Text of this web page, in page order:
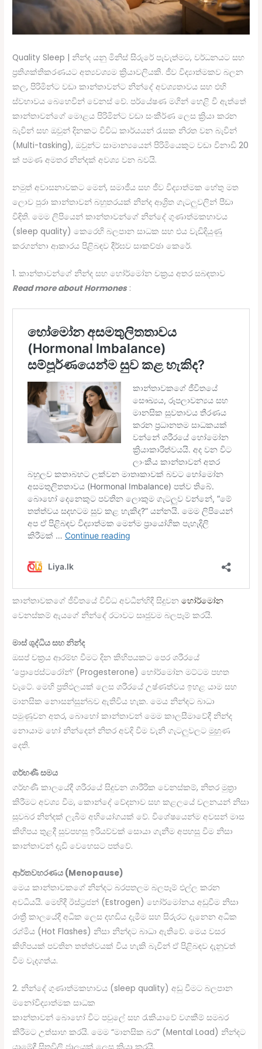
Quality Sleep | නින්ද යනු මිනිස් සිරුරේ පැවැත්මට, වර්ධනයට සහ
ප්‍රතිශක්තිකරණයට අත්‍යවශ්‍යම ක්‍රියාවලියකි. ජීව විද්‍යාත්මකව බලන
කල, පිරිමින්ට වඩා කාන්තාවන්ට නින්දේ අවශ්‍යතාවය සහ එහි
ස්වභාවය බෙහෙවින් වෙනස් වේ. පර්යේෂණ මගින් හෙළි වී ඇත්තේ
කාන්තාවන්ගේ මොළය පිරිමින්ට වඩා සංකීර්ණ ලෙස ක්‍රියා කරන
බැවින් සහ ඔවුන් දිනකට විවිධ කාර්යයන් රැසක නිරත වන බැවින්
(Multi-tasking), ඔවුන්ට සාමාන්‍යයෙන් පිරිමියෙකුට වඩා විනාඩි 20
ක් පමණ අමතර නින්දක් අවශ්‍ය වන බවයි.
නමුත් අවාසනාවකට මෙන්, සමාජීය සහ ජීව විද්‍යාත්මක හේතු මත
ලොව පුරා කාන්තාවන් බහුතරයක් නින්ද ආශ්‍රිත ගැටලුවලින් පීඩා
විඳිති. මෙම ලිපියෙන් කාන්තාවන්ගේ නින්දේ ගුණාත්මකභාවය
(sleep quality) කෙරෙහි බලපාන සාධක සහ එය වැඩිදියුණු
කරගන්නා ආකාරය පිළිබඳව දීර්ඝව සාකච්ඡා කෙරේ.
1. කාන්තාවන්ගේ නින්ද සහ හෝර්මෝන චක්‍රය අතර සබඳතාව
Read more about Hormones:
කාන්තාවකගේ ජීවිතයේ විවිධ අවධීන්හිදී සිදුවනහෝර්මෝන
වෙනස්කම් ඇයගේ නින්දේ රටාවට සෘජුවම බලපෑම් කරයි.
මාස් ශුද්ධිය සහ නින්ද
ඔසප් චක්‍රය ආරම්භ වීමට දින කිහිපයකට පෙර ශරීරයේ
‘ප්‍රොජෙස්ටරෝන්’ (Progesterone) හෝර්මෝන මට්ටම පහත
වැටේ. මෙහි ප්‍රතිඵලයක් ලෙස ශරීරයේ උෂ්ණත්වය ඉහළ යාම සහ
මානසික නොසන්සුන්බව ඇතිවිය හැක. මෙය නින්දට බාධා
පමුණුවන අතර, බොහෝ කාන්තාවන් මෙම කාලසීමාවේදී නින්ද
නොයාම හෝ නින්දෙන් නිතර අවදි වීම වැනි ගැටලුවලට මුහුණ
දෙති.
ගර්භණී සමය
ගර්භණී කාලයේදී ශරීරයේ සිදුවන ශාරීරික වෙනස්කම්, නිතර මුත්‍රා
කිරීමට අවශ්‍ය වීම, කොන්දේ වේදනාව සහ කළලයේ චලනයන් නිසා
සුවබර නින්දක් ලැබීම අභියෝගයක් වේ. විශේෂයෙන්ම අවසන් මාස
කිහිපය තුළදී සුවපහසු ඉරියව්වක් සොයා ගැනීම අපහසු වීම නිසා
කාන්තාවන් දැඩි වෙහෙසට පත්වේ.
ආර්තවහරණය (Menopause)
මෙය කාන්තාවකගේ නින්දට බරපතලම බලපෑම් එල්ල කරන
අවධියයි. මෙහිදී ඊස්ට්‍රජන් (Estrogen) හෝර්මෝනය අඩුවීම නිසා
රාත්‍රී කාලයේදී අධික ලෙස දහඩිය දැමීම සහ සිරුරට දැනෙන අධික
රශ්මිය (Hot Flashes) නිසා නින්දට බාධා ඇතිවේ. මෙය වසර
කිහිපයක් පවතින තත්ත්වයක් විය හැකි බැවින් ඒ පිළිබඳව දැනුවත්
වීම වැදගත්ය.
2. නින්දේ ගුණාත්මකභාවය (sleep quality) අඩු වීමට බලපාන
මනෝවිද්‍යාත්මක සාධක
කාන්තාවන් බොහෝ විට පවුලේ සහ රැකියාවේ වගකීම් සමබර
කිරීමට උත්සාහ කරයි. මෙම “මානසික බර” (Mental Load) නින්දට